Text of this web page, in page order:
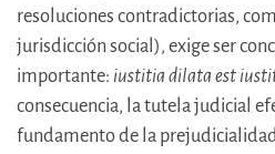
resoluciones contradictorias,
jurisdicción social), exige ser
importante: iustitia dilata est
consecuencia, la tutela judicial
fundamento de la